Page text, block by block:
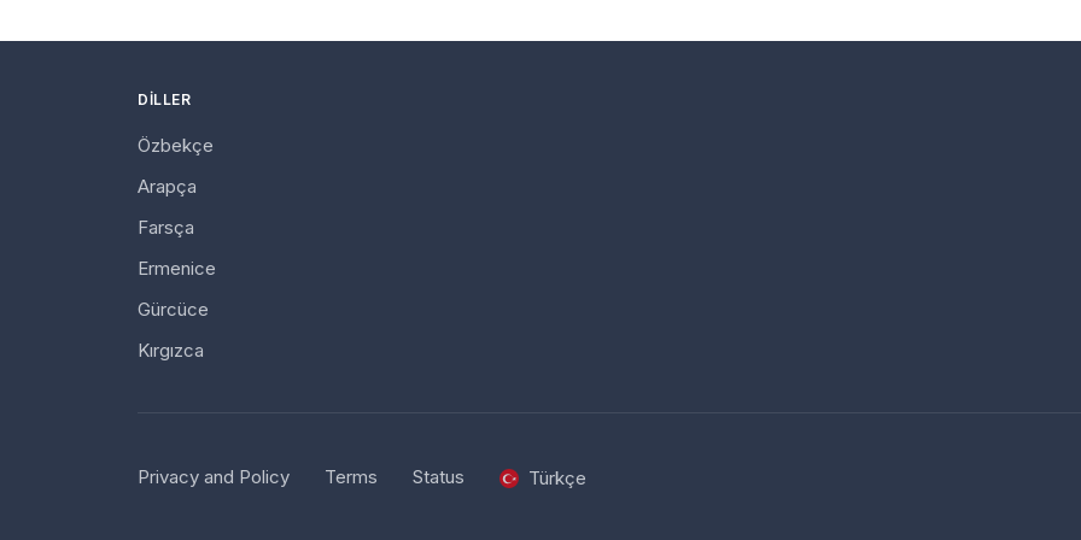
DILLER
Özbekçe
Arapça
Farsça
Ermenice
Gürcüce
Kırgızca
Privacy and Policy Terms Status Türkçe